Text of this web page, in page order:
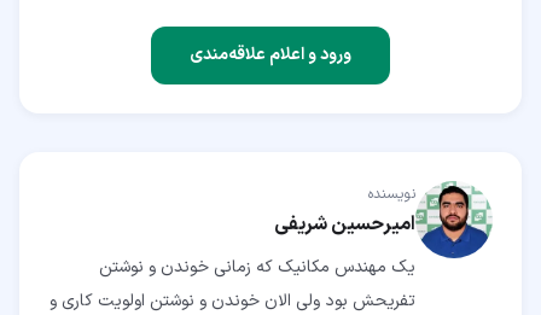
ورود و اعلام علاقه‌مندی
نویسنده
امیرحسین شریفی
یک مهندس مکانیک که زمانی خوندن و نوشتن
تفریحش بود ولی الان خوندن و نوشتن اولویت کاری و